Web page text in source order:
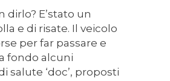
dirlo? E’stato un
e di risate. Il veicolo
per far passare e
fondo alcuni
salute ‘doc’, proposti